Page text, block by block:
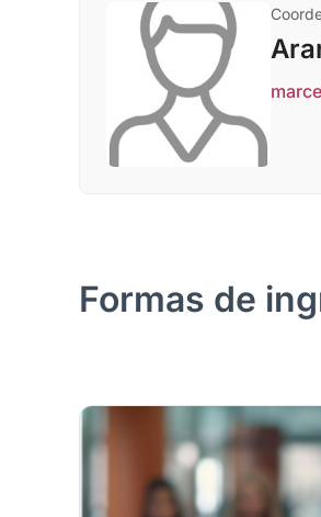
Formas de